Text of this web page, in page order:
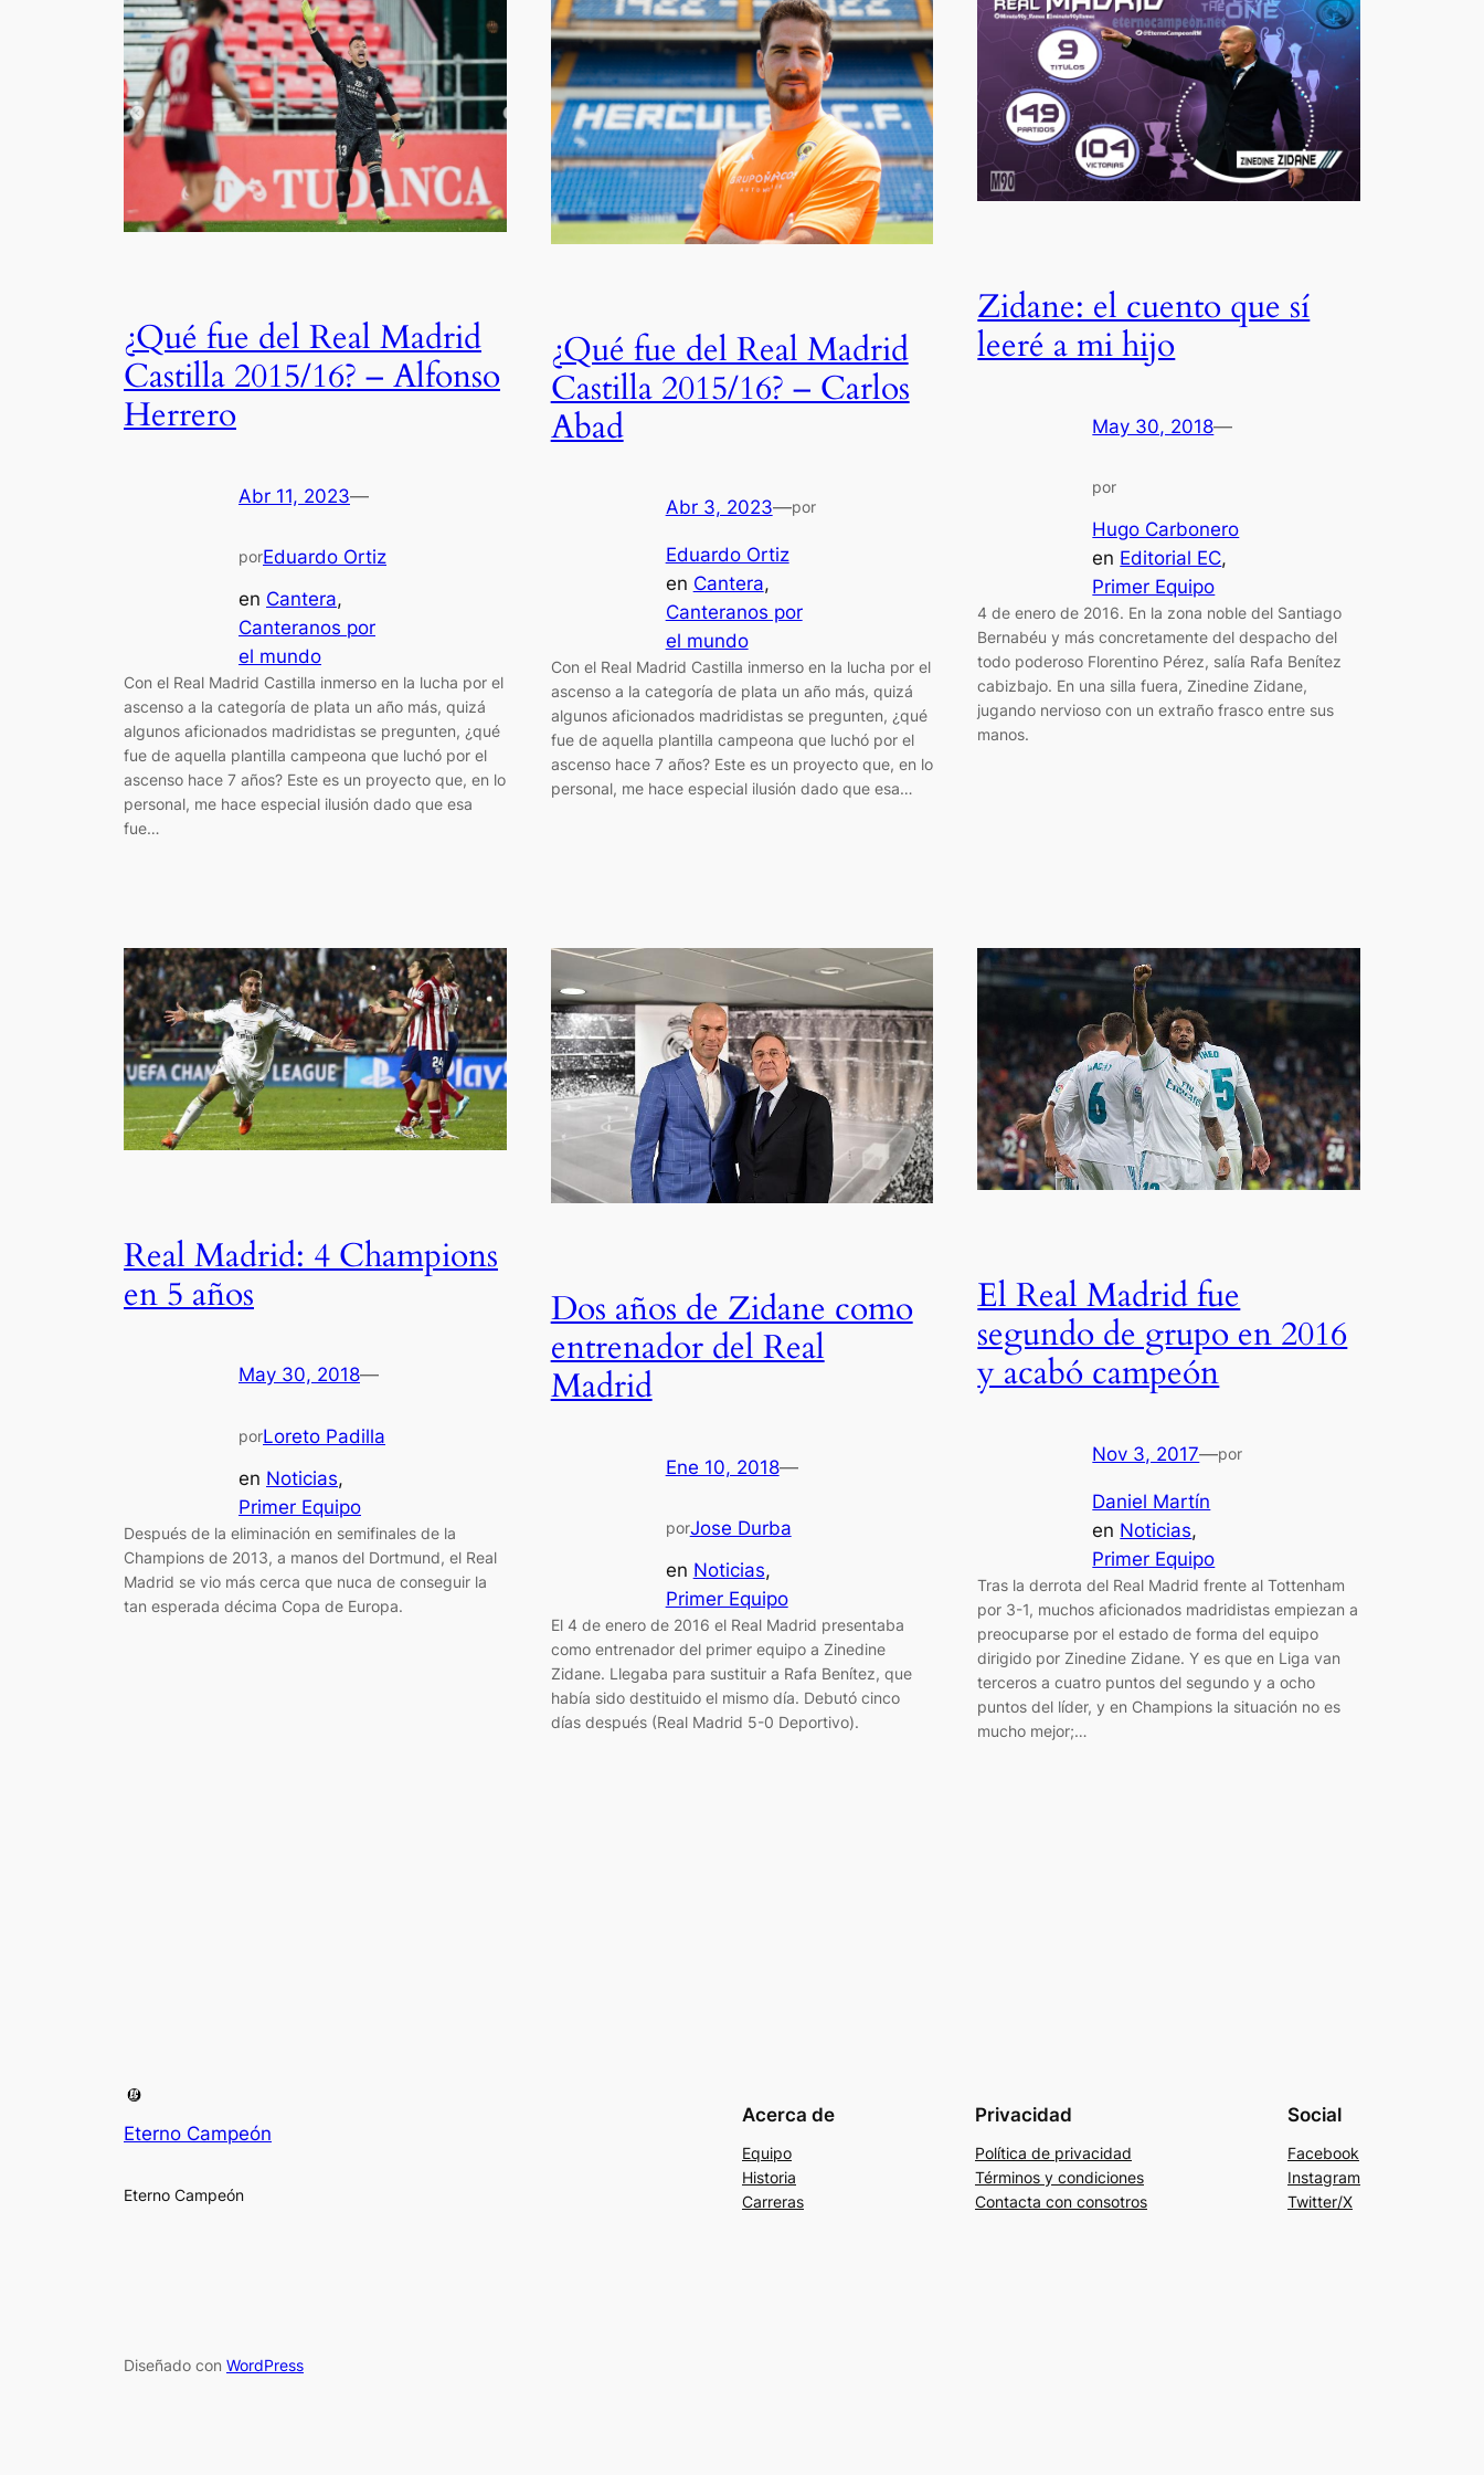
¿Qué fue del Real Madrid
Castilla 2015/16? – Alfonso
Herrero
Abr 11, 2023—
porEduardo Ortiz
en Cantera
Canteranos por
el mundo
Con el Real Madrid Castilla inmerso en la lucha por el
ascenso a la categoría de plata un año más, quizá
algunos aficionados madridistas se pregunten, ¿qué
fue de aquella plantilla campeona que luchó por el
ascenso hace 7 años? Este es un proyecto que, en lo
personal, me hace especial ilusión dado que esa
fue…
¿Qué fue del Real Madrid
Castilla 2015/16? – Carlos
Abad
Abr 3, 2023—por
Eduardo Ortiz
en Cantera
Canteranos por
el mundo
Con el Real Madrid Castilla inmerso en la lucha por el
ascenso a la categoría de plata un año más, quizá
algunos aficionados madridistas se pregunten, ¿qué
fue de aquella plantilla campeona que luchó por el
ascenso hace 7 años? Este es un proyecto que, en lo
personal, me hace especial ilusión dado que esa…
Zidane: el cuento que sí
leeré a mi hijo
May 30, 2018—
por
Hugo Carbonero
en Editorial EC
Primer Equipo
4 de enero de 2016. En la zona noble del Santiago
Bernabéu y más concretamente del despacho del
todo poderoso Florentino Pérez, salía Rafa Benítez
cabizbajo. En una silla fuera, Zinedine Zidane,
jugando nervioso con un extraño frasco entre sus
manos.
Real Madrid: 4 Champions
en 5 años
May 30, 2018—
porLoreto Padilla
en Noticias
Primer Equipo
Después de la eliminación en semifinales de la
Champions de 2013, a manos del Dortmund, el Real
Madrid se vio más cerca que nuca de conseguir la
tan esperada décima Copa de Europa.
Dos años de Zidane como
entrenador del Real
Madrid
Ene 10, 2018—
porJose Durba
en Noticias
Primer Equipo
El 4 de enero de 2016 el Real Madrid presentaba
como entrenador del primer equipo a Zinedine
Zidane. Llegaba para sustituir a Rafa Benítez, que
había sido destituido el mismo día. Debutó cinco
días después (Real Madrid 5-0 Deportivo).
El Real Madrid fue
segundo de grupo en 2016
y acabó campeón
Nov 3, 2017—por
Daniel Martín
en Noticias
Primer Equipo
Tras la derrota del Real Madrid frente al Tottenham
por 3-1, muchos aficionados madridistas empiezan a
preocuparse por el estado de forma del equipo
dirigido por Zinedine Zidane. Y es que en Liga van
terceros a cuatro puntos del segundo y a ocho
puntos del líder, y en Champions la situación no es
mucho mejor;…
Eterno Campeón
Eterno Campeón
Acerca de
Equipo
Historia
Carreras
Privacidad
Política de privacidad
Términos y condiciones
Contacta con consotros
Social
Facebook
Instagram
Twitter/X
Diseñado con WordPress